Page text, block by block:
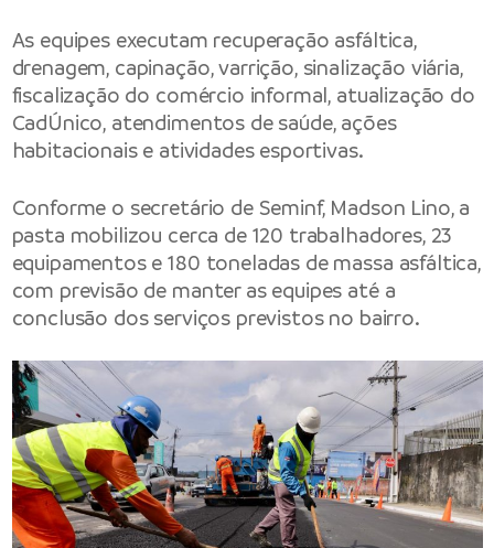
As equipes executam recuperação asfáltica,
drenagem, capinação, varrição, sinalização viária,
fiscalização do comércio informal, atualização do
CadÚnico, atendimentos de saúde, ações
habitacionais e atividades esportivas.
Conforme o secretário de Seminf, Madson Lino, a
pasta mobilizou cerca de 120 trabalhadores, 23
equipamentos e 180 toneladas de massa asfáltica,
com previsão de manter as equipes até a
conclusão dos serviços previstos no bairro.